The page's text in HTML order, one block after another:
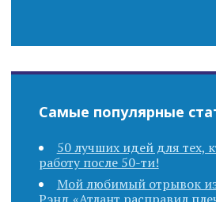
Самые популярные
50 лучших идей для тех,
работу после 50-ти!
Мой любимый отрывок